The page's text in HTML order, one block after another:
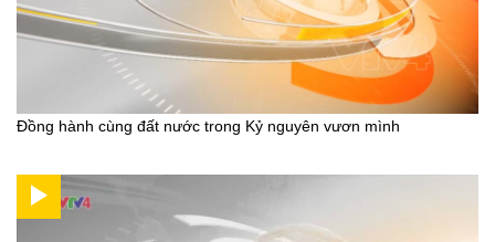
Đồng hành cùng đất nước trong Kỷ nguyên vươn mình